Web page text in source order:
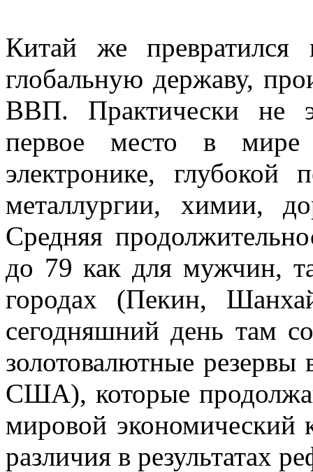
Китай же превратился
глобальную державу,
ВВП. Практически не
первое место в мире
электронике, глубокой
металлургии, химии,
Средняя
до 79 как для мужчин,
городах (Пекин,
сегодняшний день там
золотовалютные
США), которые
мировой экономический
различия в результатах